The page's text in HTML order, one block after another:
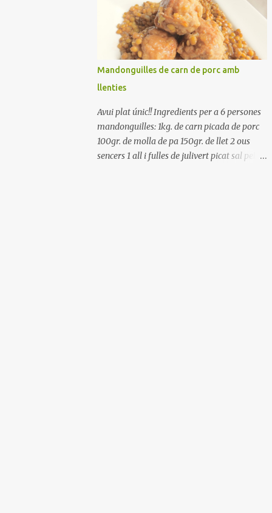
Renteu els pebrots i talleu-los a trossets.
Renteu les tomates i talleu-les a octaus.
Talleu les olives a rodanxes. Una hora abans
de portar a la taula, poseu els cigrons, ben
escorreguts, en un bol, amb la resta
d'ingredients: les tomates, el pebrot, la ceba,
(escorreguda), les olives i la tonyina
esmicolada. Amaniu amb sal i oli... bon
profit!!
Mandonguilles de carn de porc amb
llenties
Avui plat únic!! Ingredients per a 6 persones
mandonguilles: 1kg. de carn picada de porc
100gr. de molla de pa 150gr. de llet 2 ous
sencers 1 all i fulles de julivert picat sal pebre